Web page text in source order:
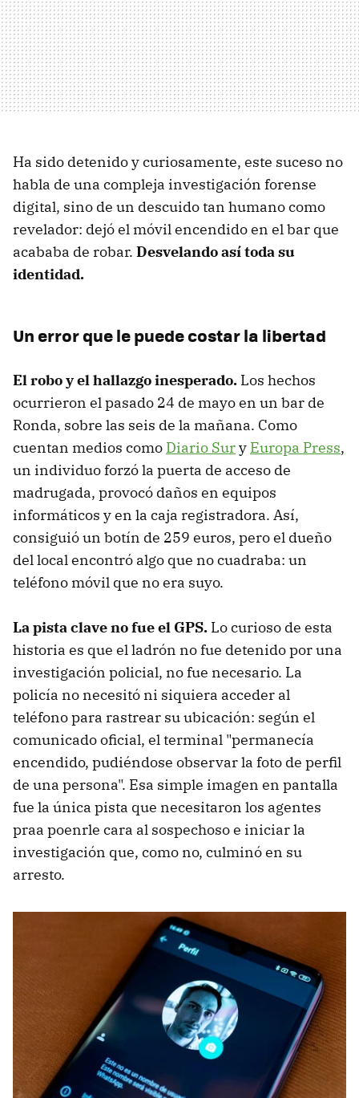
Ha sido detenido y curiosamente, este suceso no
habla de una compleja investigación forense
digital, sino de un descuido tan humano como
revelador: dejó el móvil encendido en el bar que
acababa de robar. Desvelando así toda su
identidad.
Un error que le puede costar la libertad
El robo y el hallazgo inesperado. Los hechos
ocurrieron el pasado 24 de mayo en un bar de
Ronda, sobre las seis de la mañana. Como
cuentan medios como Diario Sury Europa Press,
un individuo forzó la puerta de acceso de
madrugada, provocó daños en equipos
informáticos y en la caja registradora. Así,
consiguió un botín de 259 euros, pero el dueño
del local encontró algo que no cuadraba: un
teléfono móvil que no era suyo.
La pista clave no fue el GPS. Lo curioso de esta
historia es que el ladrón no fue detenido por una
investigación policial, no fue necesario. La
policía no necesitó ni siquiera acceder al
teléfono para rastrear su ubicación: según el
comunicado oficial, el terminal "permanecía
encendido, pudiéndose observar la foto de perfil
de una persona". Esa simple imagen en pantalla
fue la única pista que necesitaron los agentes
praa poenrle cara al sospechoso e iniciar la
investigación que, como no, culminó en su
arresto.